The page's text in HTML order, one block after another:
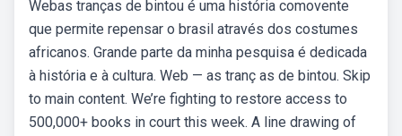
Webas tranças de bintou é uma história comovente
que permite repensar o brasil através dos costumes
africanos. Grande parte da minha pesquisa é dedicada
à história e à cultura. Web — as tranç as de bintou. Skip
to main content. We’re fighting to restore access to
500,000+ books in court this week. A line drawing of